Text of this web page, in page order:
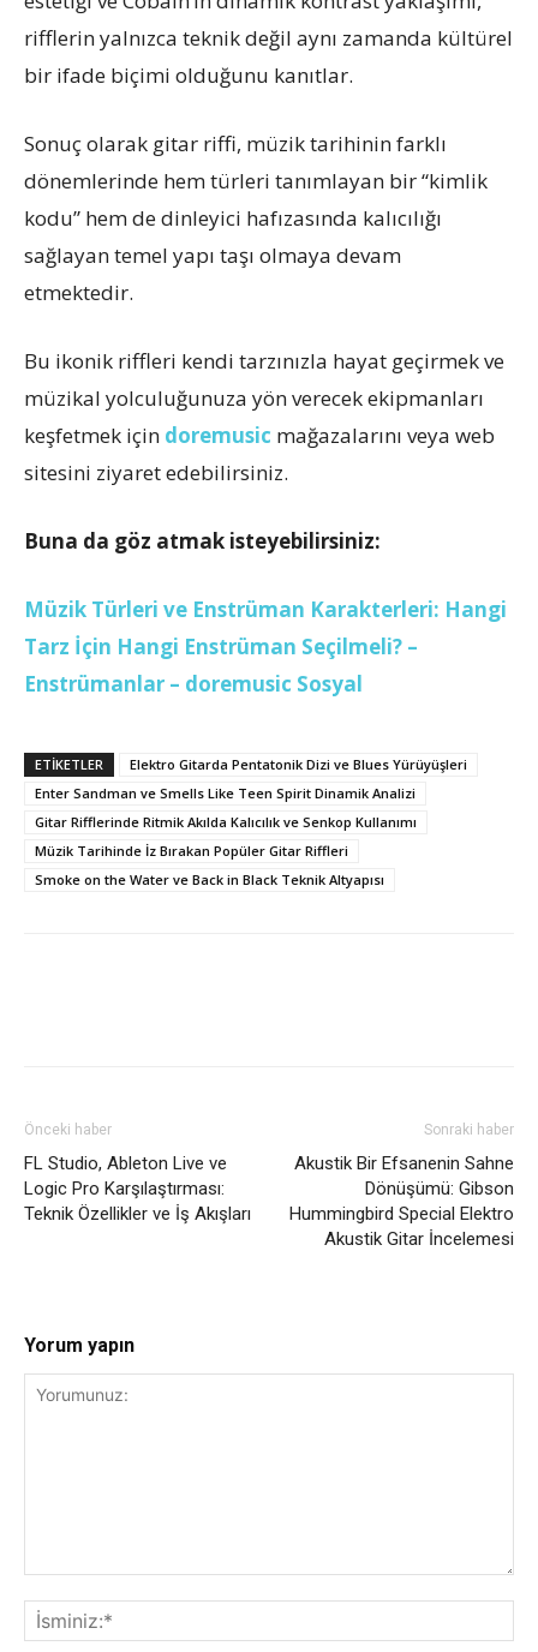
rifflerin yalnızca teknik değil aynı zamanda kültürel
bir ifade biçimi olduğunu kanıtlar.
Sonuç olarak gitar riffi, müzik tarihinin farklı
dönemlerinde hem türleri tanımlayan bir “kimlik
kodu” hem de dinleyici hafızasında kalıcılığı
sağlayan temel yapı taşı olmaya devam
etmektedir.
Bu ikonik riffleri kendi tarzınızla hayat geçirmek ve
müzikal yolculuğunuza yön verecek ekipmanları
keşfetmek için doremusic mağazalarını veya web
sitesini ziyaret edebilirsiniz.
Buna da göz atmak isteyebilirsiniz:
Müzik Türleri ve Enstrüman Karakterleri: Hangi
Tarz İçin Hangi Enstrüman Seçilmeli? –
Enstrümanlar – doremusic Sosyal
ETİKETLER
Elektro Gitarda Pentatonik Dizi ve Blues Yürüyüşleri
Enter Sandman ve Smells Like Teen Spirit Dinamik Analizi
Gitar Rifflerinde Ritmik Akılda Kalıcılık ve Senkop Kullanımı
Müzik Tarihinde İz Bırakan Popüler Gitar Riffleri
Smoke on the Water ve Back in Black Teknik Altyapısı
Önceki haber
FL Studio, Ableton Live ve
Logic Pro Karşılaştırması:
Teknik Özellikler ve İş Akışları
Sonraki haber
Akustik Bir Efsanenin Sahne
Dönüşümü: Gibson
Hummingbird Special Elektro
Akustik Gitar İncelemesi
Yorum yapın